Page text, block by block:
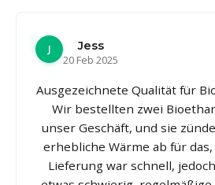
J
Jess
20 Feb 2025
Ausgezeichnete Qualität für
Wir bestellten zwei
unser Geschäft, und sie
erhebliche Wärme ab für das,
Lieferung war schnell,